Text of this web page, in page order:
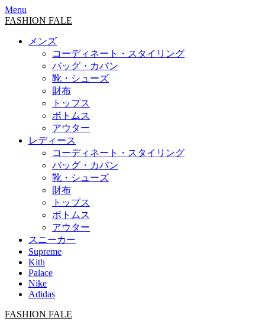
Menu
FASHION FALE
メンズ
コーディネート・スタイリング
バッグ・カバン
靴・シューズ
財布
トップス
ボトムス
アウター
レディース
コーディネート・スタイリング
バッグ・カバン
靴・シューズ
財布
トップス
ボトムス
アウター
スニーカー
Supreme
Kith
Palace
Nike
Adidas
FASHION FALE